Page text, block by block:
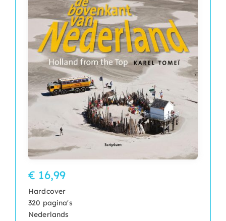
€ 16,99
Hardcover
320 pagina's
Nederlands